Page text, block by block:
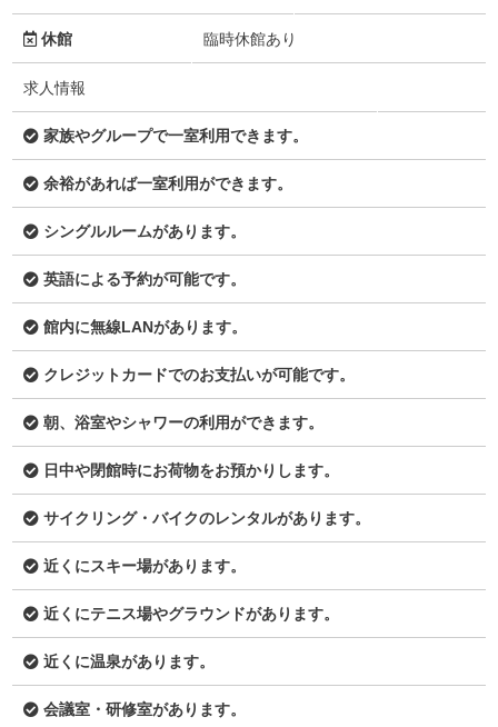
休館 臨時休館あり
求人情報
家族やグループで一室利用できます。
余裕があれば一室利用ができます。
シングルルームがあります。
英語による予約が可能です。
館内に無線LANがあります。
クレジットカードでのお支払いが可能です。
朝、浴室やシャワーの利用ができます。
日中や閉館時にお荷物をお預かりします。
サイクリング・バイクのレンタルがあります。
近くにスキー場があります。
近くにテニス場やグラウンドがあります。
近くに温泉があります。
会議室・研修室があります。